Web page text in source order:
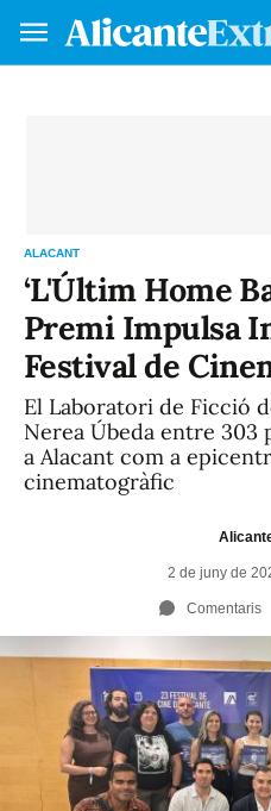
ALACANT
‘L'Últim Home
Premi Impulsa
Festival de
El Laboratori de Ficció
Nerea Úbeda entre
a Alacant com a
cinematogràfic
2 de juny de
Comentaris